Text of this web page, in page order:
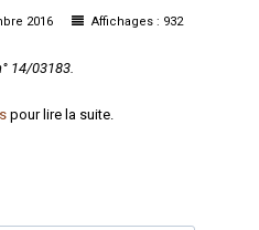
2016 Affichages : 932
14/03183.
pour lire la suite.